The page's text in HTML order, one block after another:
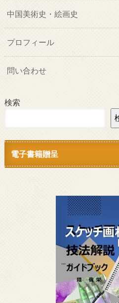
中国美術史・絵画史
プロフィール
問い合わせ
検索
電子書籍贈呈